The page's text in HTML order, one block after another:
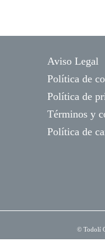
Aviso Legal
Política de
Política de
Términos y
Política de
© Todolí